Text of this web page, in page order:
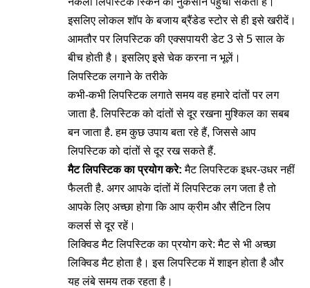
इसलिए लोकल शॉप के बजाय ब्रैंडेड स्टोर से ही इसे खरीदें।
आमतौर पर लिपस्टिक की एक्सपायरी डेट 3 से 5 साल के
बीच होती है। इसलिए इसे चेक करना न भूलें।
लिपस्टिक लगाने के तरीके
कभी-कभी लिपस्टिक लगाते समय वह हमारे दांतों पर लग
जाता है. लिपस्टिक को दांतों से दूर रखना मुश्किल का सबब
बन जाता है. हम कुछ उपाय बता रहे हैं, जिससे आप
लिपस्टिक को दांतों से दूर रख सकते हैं.
मैट लिपस्टिक का प्रयोग करे: मैट लिपस्टिक इधर-उधर नहीं
फैलती है. अगर आपके दांतों में लिपस्टिक लग जता है तो
आपके लिए अच्छा होगा कि आप क्रीम और सैटिन लिप
कलर्स से दूर रहें।
लिक्विड मैट लिपस्टिक का प्रयोग करे: मैट से भी अच्छा
लिक्विड मैट होता है। इस लिपस्टिक में शाइन होता है और
यह लंबे समय तक रहता है।